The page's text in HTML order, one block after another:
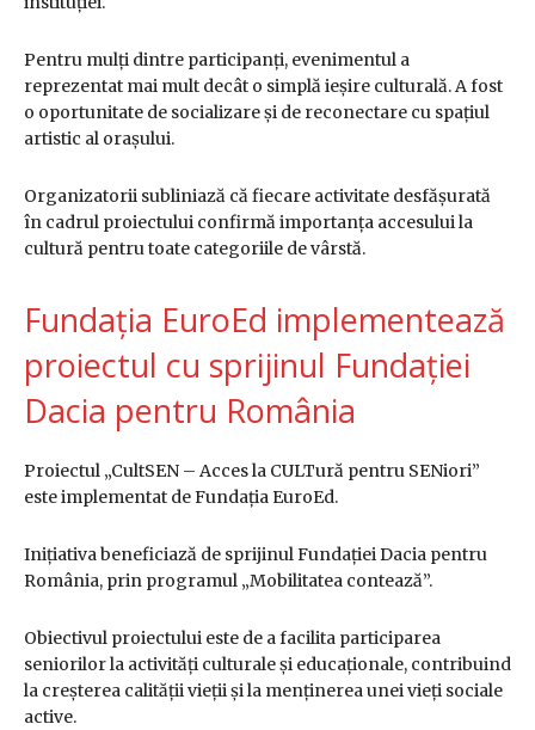
Pentru mulți dintre participanți, evenimentul a
reprezentat mai mult decât o simplă ieșire culturală. A fost
o oportunitate de socializare și de reconectare cu spațiul
artistic al orașului.
Organizatorii subliniază că fiecare activitate desfășurată
în cadrul proiectului confirmă importanța accesului la
cultură pentru toate categoriile de vârstă.
Fundația EuroEd implementează
proiectul cu sprijinul Fundației
Dacia pentru România
Proiectul „CultSEN – Acces la CULTură pentru SENiori”
este implementat de Fundația EuroEd.
Inițiativa beneficiază de sprijinul Fundației Dacia pentru
România, prin programul „Mobilitatea contează”.
Obiectivul proiectului este de a facilita participarea
seniorilor la activități culturale și educaționale, contribuind
la creșterea calității vieții și la menținerea unei vieți sociale
active.